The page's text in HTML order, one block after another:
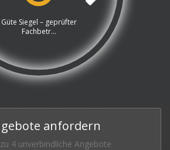
Güte Siegel – geprüfter
Fachbetr...
anfordern
4 unverbindliche Angebote